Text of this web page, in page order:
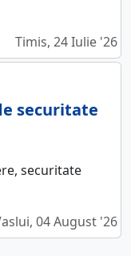
Timis, 24 Iulie '26
securitate
securitate
04 August '26